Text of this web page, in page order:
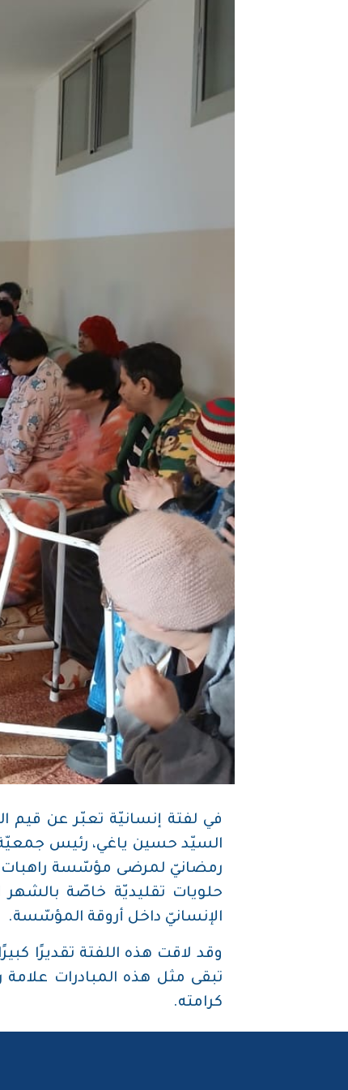
في لفتة إنسانيّة تعبّر عن قيم
رمضانيّ لمرضى مؤسّسة راهبات
حلويات تقليديّة خاصّة بالشهر
الإنسانيّ داخل أروقة المؤسّسة.
وقد لاقت هذه اللفتة تقديرًا
تبقى مثل هذه المبادرات علامة
كرامته.